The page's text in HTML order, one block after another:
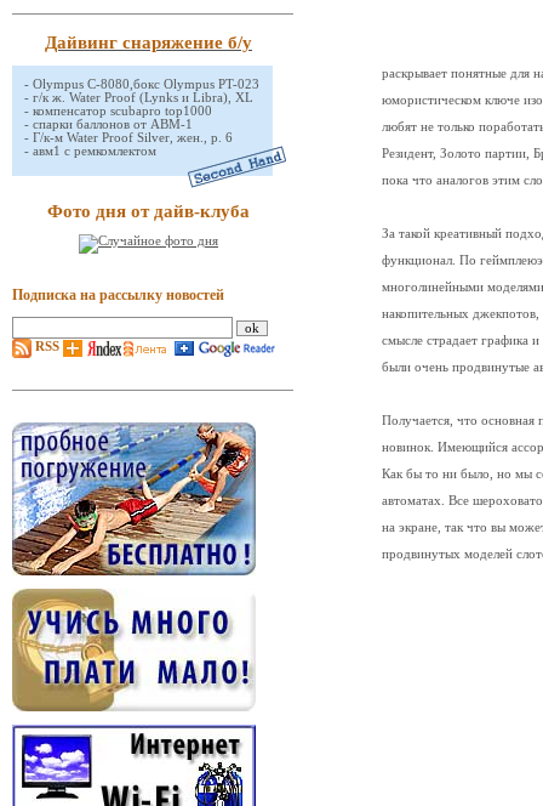
Дайвинг снаряжение б/у
- Olympus C-8080,бокс Olympus PT-023
- г/к ж. Water Proof (Lynks и Libra), XL
- компенсатор scubapro top1000
- спарки баллонов от АВМ-1
- Г/к-м Water Proof Silver, жен., р. 6
- авм1 с ремкомлектом
Фото дня от дайв-клуба
Подписка на рассылку новостей
RSS
раскрывает понятные для
юмористическом ключе
любят не только
Резидент, Золото партии,
пока что аналогов этим
За такой креативный
функционал. По
многолинейными
накопительных
смысле страдает графика
были очень продвинутые
Получается, что основная
новинок. Имеющийся
Как бы то ни было, но мы
автоматах. Все
на экране, так что вы
продвинутых моделей